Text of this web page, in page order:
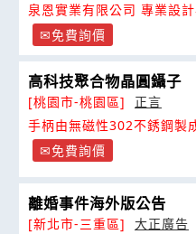
泉恩實業有限公司 專業設
免費詢價
高科技聚合物晶圓鑷子
[桃園市-桃園區]
正言
手柄由無磁性302不銹鋼製
抓取和處理晶圓和晶片而不
免費詢價
離婚事件海外版公告
[新北市-三重區]
大正廣告